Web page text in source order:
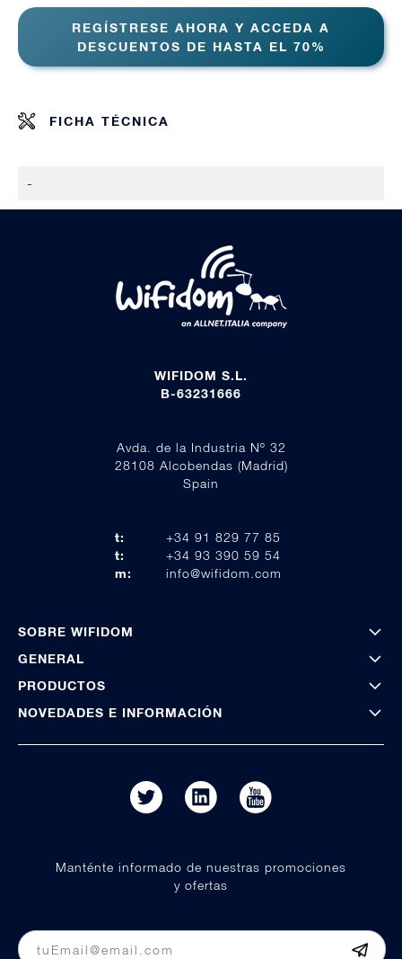
REGÍSTRESE AHORA Y ACCEDA A
DESCUENTOS DE HASTA EL 70%
FICHA TÉCNICA
-
WIFIDOM S.L.
B-63231666
Avda. de la Industria Nº 32
28108 Alcobendas (Madrid)
Spain
t:
+34 91 829 77 85
t:
+34 93 390 59 54
m:
info@wifidom.com
SOBRE WIFIDOM
GENERAL
PRODUCTOS
NOVEDADES E INFORMACIÓN
Manténte informado de nuestras promociones
y ofertas